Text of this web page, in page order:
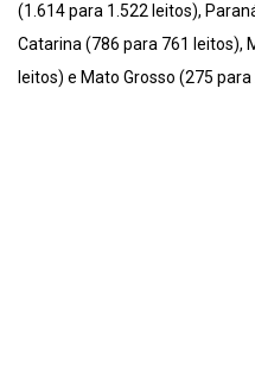
(1.614 para 1.522 leitos),
Catarina (786 para 761 leitos),
leitos) e Mato Grosso (275